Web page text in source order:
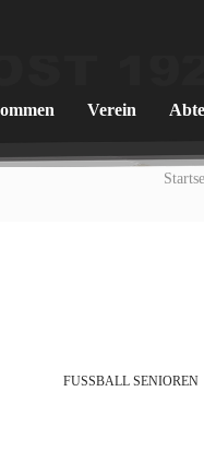
Verein
FUSSBALL SENIOREN